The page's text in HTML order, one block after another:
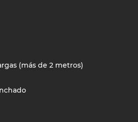
(más de 2 metros)